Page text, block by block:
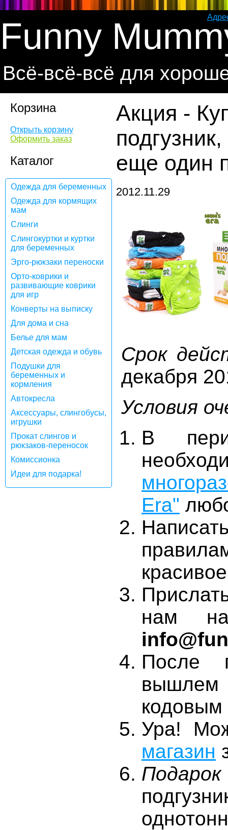
Funny
Всё-всё-всё для
Корзина
Открыть корзину
Оформить заказ
Каталог
Одежда для беременных
Одежда для кормящих
мам
Слинги
Слингокуртки и куртки
для беременных
Эрго-рюкзаки переноски
Орто-коврики и
развивающие коврики
для игр
Конверты на выписку
Для дома и сна
Белье для мам
Детская одежда и обувь
Подушки для
беременных и
кормления
Автокресла
Аксессуары, слингобусы,
игрушки
Прокат слингов и
рюкзаков-переносок
Комиссионка
Идеи для подарка!
Акция -
еще один
2012.11.29
Срок
декабря
Условия
В
Era"
нам на
После
вышлем
Ура!
магазин
Подарок